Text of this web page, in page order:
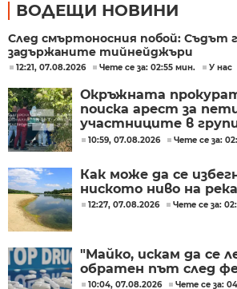
ВОДЕЩИ НОВИНИ
След смъртоносния побой: Съдът
задържаните тийнейджъри
12:21, 07.08.2026 Чете се за: 02:55 мин. У нас
Окръжната
поиска арест за
участниците в
разбитата
10:59, 07.08.2026 Чете се за:
Как може да се
ниското ниво на
12:27, 07.08.2026 Чете се за:
"Майко, искам да се
обратен път след
10:04, 07.08.2026 Чете се за: